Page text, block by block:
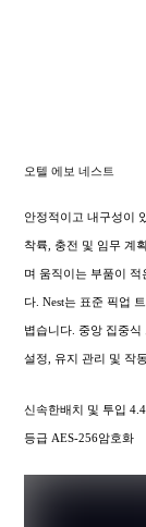
오텔 에보 네스트
안정적이고 내구성이
착륙, 충전 및 임무 계
며 움직이는 부품이
다. Nest는 표준 픽업
볍습니다. 중앙 집중식
설정, 유지 관리 및 작
신속한배치 및 투입
등급 AES-256암호화